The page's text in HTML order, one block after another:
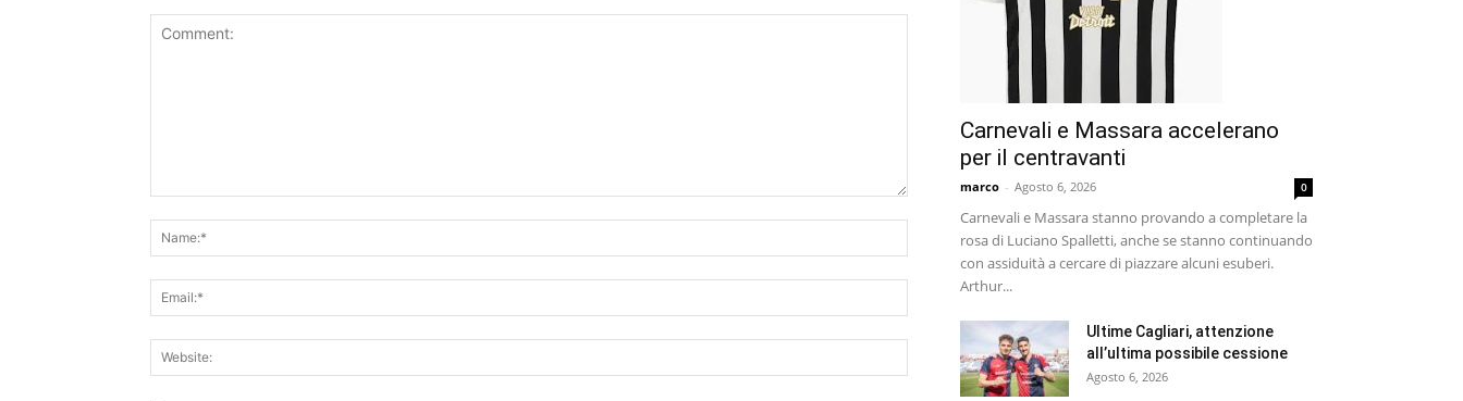
Carnevali e Massara accelerano
per il centravanti
marco - Agosto 6, 2026 0
Carnevali e Massara stanno provando a completare la
rosa di Luciano Spalletti, anche se stanno continuando
con assiduità a cercare di piazzare alcuni esuberi.
Arthur...
Ultime Cagliari, attenzione
all’ultima possibile cessione
Agosto 6, 2026